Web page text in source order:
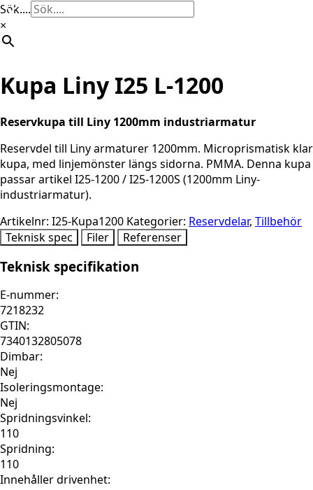
Sök....
×
Kupa Liny I25 L-1200
Reservkupa till Liny 1200mm industriarmatur
Reservdel till Liny armaturer 1200mm. Microprismatisk klar
kupa, med linjemönster längs sidorna. PMMA. Denna kupa
passar artikel I25-1200 / I25-1200S (1200mm Liny-
industriarmatur).
Artikelnr: I25-Kupa1200 Kategorier: Reservdelar, Tillbehör
Teknisk spec
Filer Referenser
Teknisk specifikation
E-nummer:
7218232
GTIN:
7340132805078
Dimbar:
Nej
Isoleringsmontage:
Nej
Spridningsvinkel:
110
Spridning:
110
Innehåller drivenhet: